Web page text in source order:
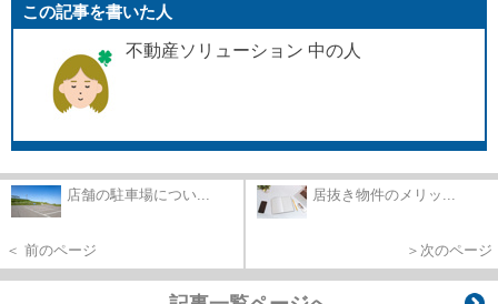
この記事を書いた人
不動産ソリューション 中の人
店舗の駐車場につい...
＜ 前のページ
居抜き物件のメリッ...
＞次のページ